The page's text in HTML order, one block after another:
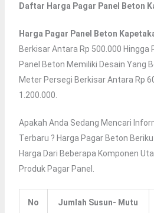
Daftar Harga Pagar Panel Beton
Harga Pagar Panel Beton
Berkisar Antara Rp 500.000 Hingga
Panel Beton Memiliki Desain Yang
Meter Persegi Berkisar Antara Rp
1.200.000.
Apakah Anda Sedang Mencari
Terbaru ? Harga Pagar Beton
Harga Dari Beberapa Komponen
Produk Pagar Panel.
No Jumlah Susun- Mutu